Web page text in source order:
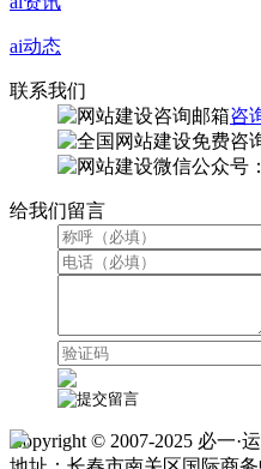
ai动态
联系我们
咨
微信公众号
给我们留言
Copyright © 2007-2025 必一·